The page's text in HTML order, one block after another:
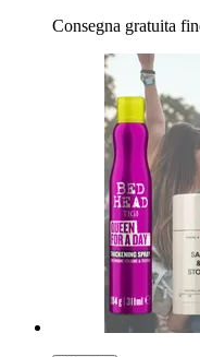
Consegna gratuita